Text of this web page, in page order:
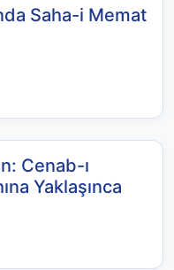
Saha-i Memat
Cenab-ı
Yaklaşınca